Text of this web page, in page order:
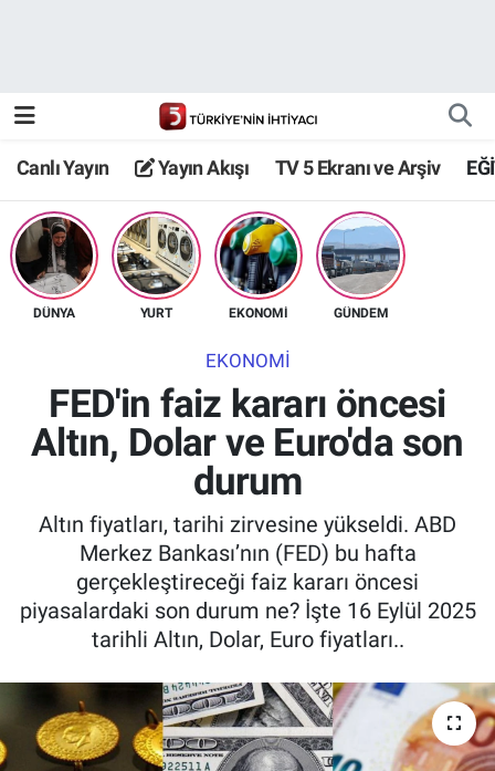
Canlı Yayın Yayın Akışı TV 5 Ekranı ve Arşiv
DÜNYA YURT EKONOMİ GÜNDEM
EKONOMİ
FED'in faiz kararı öncesi
Altın, Dolar ve Euro'da son
durum
Altın fiyatları, tarihi zirvesine yükseldi. ABD
Merkez Bankası’nın (FED) bu hafta
gerçekleştireceği faiz kararı öncesi
piyasalardaki son durum ne? İşte 16 Eylül 2025
tarihli Altın, Dolar, Euro fiyatları..
TV 5 Ekranı ve Arşiv